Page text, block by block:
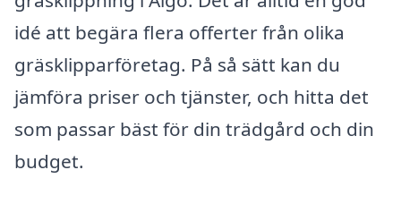
idé att begära flera offerter från olika
gräsklipparföretag. På så sätt kan du
jämföra priser och tjänster, och hitta det
som passar bäst för din trädgård och din
budget.